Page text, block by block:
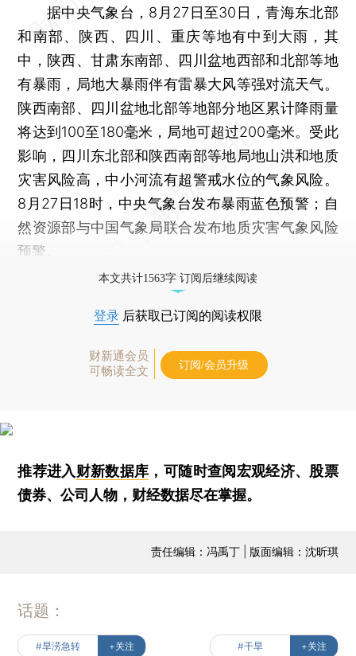
据中央气象台，8月27日至30日，青海东北部
和南部、陕西、四川、重庆等地有中到大雨，其
中，陕西、甘肃东南部、四川盆地西部和北部等地
有暴雨，局地大暴雨伴有雷暴大风等强对流天气。
陕西南部、四川盆地北部等地部分地区累计降雨量
将达到100至180毫米，局地可超过200毫米。受此
影响，四川东北部和陕西南部等地局地山洪和地质
灾害风险高，中小河流有超警戒水位的气象风险。
8月27日18时，中央气象台发布暴雨蓝色预警；自
然资源部与中国气象局联合发布地质灾害气象风险
预警。
本文共计1563字 订阅后继续阅读
登录 后获取已订阅的阅读权限
财新通会员
可畅读全文
订阅/会员升级
推荐进入财新数据库 ，可随时查阅宏观经济、股票
债券、公司人物，财经数据尽在掌握。
责任编辑：冯禹丁 | 版面编辑：沈昕琪
话题：
#旱涝急转 +关注 #干旱 +关注